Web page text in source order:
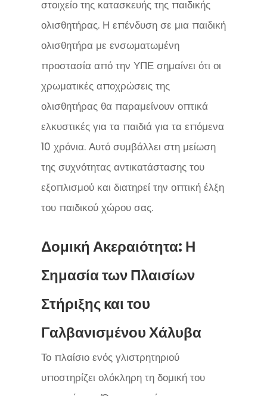
στοιχείο της κατασκευής της παιδικής
ολισθητήρας. Η επένδυση σε μια παιδική
ολισθητήρα με ενσωματωμένη
προστασία από την ΥΠΕ σημαίνει ότι οι
χρωματικές αποχρώσεις της
ολισθητήρας θα παραμείνουν οπτικά
ελκυστικές για τα παιδιά για τα επόμενα
10 χρόνια. Αυτό συμβάλλει στη μείωση
της συχνότητας αντικατάστασης του
εξοπλισμού και διατηρεί την οπτική έλξη
του παιδικού χώρου σας.
Δομική Ακεραιότητα: Η
Σημασία των Πλαισίων
Στήριξης και του
Γαλβανισμένου Χάλυβα
Το πλαίσιο ενός γλιστρητηριού
υποστηρίζει ολόκληρη τη δομική του